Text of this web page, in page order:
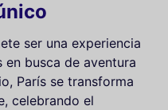
ser una experiencia
busca de aventura
París se transforma
celebrando el